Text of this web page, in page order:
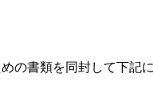
の書類を同封して下記